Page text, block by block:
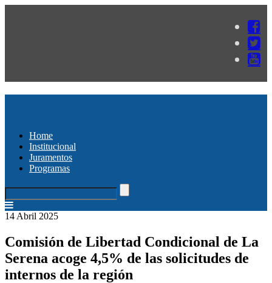
Home
Institucional
Juramentos
Programas
14 Abril 2025
Comisión de Libertad Condicional de La
Serena acoge 4,5% de las solicitudes de
internos de la región